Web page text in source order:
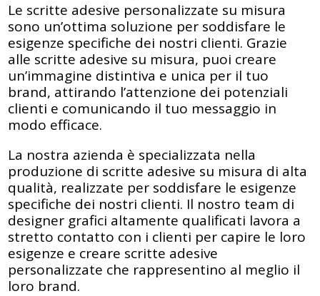
Le scritte adesive personalizzate su misura
sono un’ottima soluzione per soddisfare le
esigenze specifiche dei nostri clienti. Grazie
alle scritte adesive su misura, puoi creare
un’immagine distintiva e unica per il tuo
brand, attirando l’attenzione dei potenziali
clienti e comunicando il tuo messaggio in
modo efficace.
La nostra azienda è specializzata nella
produzione di scritte adesive su misura di alta
qualità, realizzate per soddisfare le esigenze
specifiche dei nostri clienti. Il nostro team di
designer grafici altamente qualificati lavora a
stretto contatto con i clienti per capire le loro
esigenze e creare scritte adesive
personalizzate che rappresentino al meglio il
loro brand.